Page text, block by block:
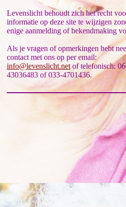
Levenslicht behoudt zich het recht
informatie op deze site te wijzigen
enige aanmelding of bekendmaking
Als je vragen of opmerkingen hebt
contact met ons op per email:
info@levenslicht.net of telefonisch:
43036483 of 033-4701436.